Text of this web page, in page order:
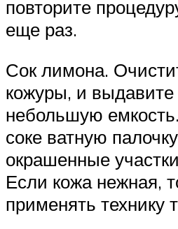
повторите
еще раз.
Сок лимона.
кожуры, и выдавите
небольшую
соке ватную
окрашенные
Если кожа нежная,
применять технику